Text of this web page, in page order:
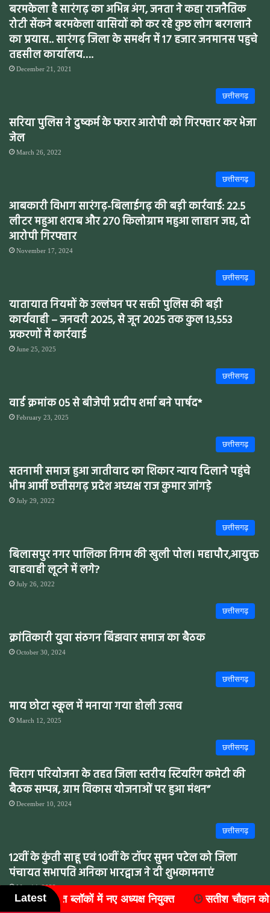
बरमकेला है सारंगढ़ का अभिन्न अंग, जनता ने कहा राजनैतिक
रोटी सेंकने बरमकेला वासियों को कर रहे कुछ लोग बरगलाने
का प्रयास.. सारंगढ़ जिला के समर्थन में 17 हजार जनमानस पहुचे
तहसील कार्यालय….
December 21, 2021
छत्तीसगढ़
सरिया पुलिस ने दुष्कर्म के फरार आरोपी को गिरफ्तार कर भेजा
जेल
March 26, 2022
छत्तीसगढ़
आबकारी विभाग सारंगढ़-बिलाईगढ़ की बड़ी कार्रवाई: 22.5
लीटर महुआ शराब और 270 किलोग्राम महुआ लाहान जप्त, दो
आरोपी गिरफ्तार
November 17, 2024
छत्तीसगढ़
यातायात नियमों के उल्लंघन पर सक्ती पुलिस की बड़ी
कार्यवाही – जनवरी 2025, से जून 2025 तक कुल 13,553
प्रकरणों में कार्रवाई
June 25, 2025
छत्तीसगढ़
वार्ड क्रमांक 05 से बीजेपी प्रदीप शर्मा बने पार्षद*
February 23, 2025
छत्तीसगढ़
सतनामी समाज हुआ जातीवाद का शिकार न्याय दिलाने पहुंचे
भीम आर्मी छत्तीसगढ़ प्रदेश अध्यक्ष राज कुमार जांगड़े
July 29, 2022
छत्तीसगढ़
बिलासपुर नगर पालिका निगम की खुली पोल। महापौर,आयुक्त
वाहवाही लूटने में लगे?
July 26, 2022
छत्तीसगढ़
क्रांतिकारी युवा संठगन बिंझवार समाज का बैठक
October 30, 2024
छत्तीसगढ़
माय छोटा स्कूल में मनाया गया होली उत्सव
March 12, 2025
छत्तीसगढ़
चिराग परियोजना के तहत जिला स्तरीय स्टियरिंग कमेटी की
बैठक सम्पन्न, ग्राम विकास योजनाओं पर हुआ मंथन”
December 10, 2024
छत्तीसगढ़
12वीं के कुंती साहू एवं 10वीं के टॉपर सुमन पटेल को जिला
पंचायत सभापति अनिका भारद्वाज ने दी शुभकामनाएं
May 14, 2022
Latest सतीश चौहान को मिली बड़ी जिम्मेदारी, बने लैलूंगा